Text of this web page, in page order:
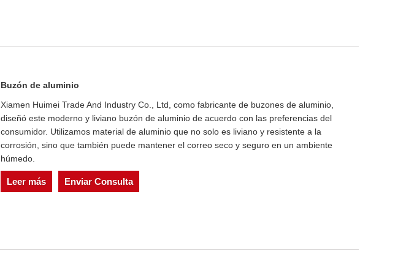
Buzón de aluminio
Xiamen Huimei Trade And Industry Co., Ltd, como fabricante de buzones de aluminio,
diseñó este moderno y liviano buzón de aluminio de acuerdo con las preferencias del
consumidor. Utilizamos material de aluminio que no solo es liviano y resistente a la
corrosión, sino que también puede mantener el correo seco y seguro en un ambiente
húmedo.
Leer más Enviar Consulta